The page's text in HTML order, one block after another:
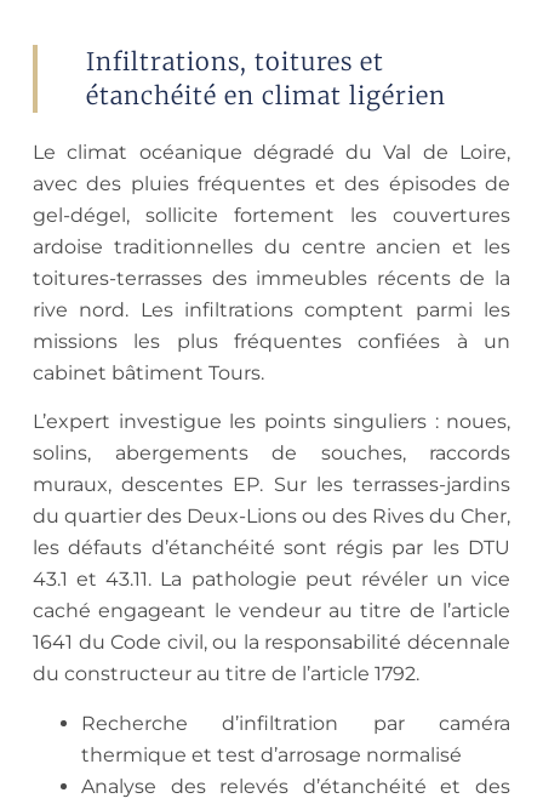
Infiltrations, toitures et
étanchéité en climat ligérien
Le climat océanique dégradé du Val de Loire,
avec des pluies fréquentes et des épisodes de
gel-dégel, sollicite fortement les couvertures
ardoise traditionnelles du centre ancien et les
toitures-terrasses des immeubles récents de la
rive nord. Les infiltrations comptent parmi les
missions les plus fréquentes confiées à un
cabinet bâtiment Tours.
L’expert investigue les points singuliers : noues,
solins, abergements de souches, raccords
muraux, descentes EP. Sur les terrasses-jardins
du quartier des Deux-Lions ou des Rives du Cher,
les défauts d’étanchéité sont régis par les DTU
43.1 et 43.11. La pathologie peut révéler un vice
caché engageant le vendeur au titre de l’article
1641 du Code civil, ou la responsabilité décennale
du constructeur au titre de l’article 1792.
Recherche d’infiltration par caméra
thermique et test d’arrosage normalisé
Analyse des relevés d’étanchéité et des